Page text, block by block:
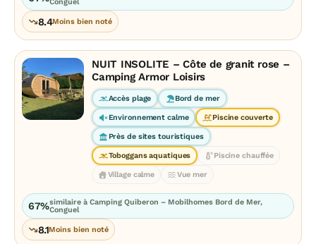
8.4Moins bien noté
NUIT INSOLITE – Côte de granit rose –
Camping Armor Loisirs
Accès plage Bord de mer
Environnement calme Piscine couverte
Près de sites touristiques
Toboggans aquatiques Piscine chauffée
Village calme Vue mer
67%similaire à Camping Quiberon – Mobilhomes Bord de Mer,
Conguel
8.1Moins bien noté